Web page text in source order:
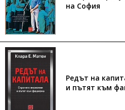
на София
Редът на
и пътят към